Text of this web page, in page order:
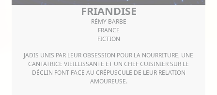
FRIANDISE
RÉMY BARBE
FRANCE
FICTION
JADIS UNIS PAR LEUR OBSESSION POUR LA NOURRITURE, UNE
CANTATRICE VIEILLISSANTE ET UN CHEF CUISINIER SUR LE
DÉCLIN FONT FACE AU CRÉPUSCULE DE LEUR RELATION
AMOUREUSE.